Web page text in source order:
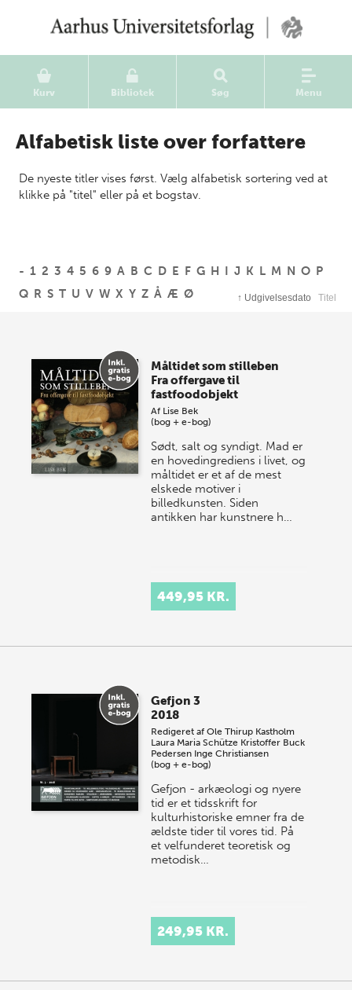
Kurv Bibliotek Søg Menu
Alfabetisk liste over forfattere
De nyeste titler vises først. Vælg alfabetisk sortering ved at
klikke på "titel" eller på et bogstav.
- 1 2 3 4 5 6 9 A B C D E F G H I J K L M N O P
Q R S T U V W X Y Z Å Æ Ø ↑ Udgivelsesdato Titel
Måltidet som stilleben
Fra offergave til
fastfoodobjekt
Af Lise Bek
(bog + e-bog)
Sødt, salt og syndigt. Mad er
en hovedingrediens i livet, og
måltidet er et af de mest
elskede motiver i
billedkunsten. Siden
antikken har kunstnere h…
449,95 KR.
Gefjon 3
2018
Redigeret afOle Thirup Kastholm
Laura Maria Schütze Kristoffer Buck
Pedersen Inge Christiansen
(bog + e-bog)
Gefjon - arkæologi og nyere
tid er et tidsskrift for
kulturhistoriske emner fra de
ældste tider til vores tid. På
et velfunderet teoretisk og
metodisk…
249,95 KR.